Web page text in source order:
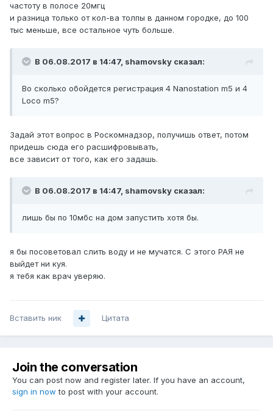
частоту в полосе 20мгц
и разница только от кол-ва толпы в данном городке, до 100
тыс меньше, все остальное чуть больше.
В 06.08.2017 в 14:47, shamovsky сказал:
Во сколько обойдется регистрация 4 Nanostation m5 и 4
Loco m5?
Задай этот вопрос в Роскомнадзор, получишь ответ, потом
придешь сюда его расшифровывать,
все зависит от того, как его задашь.
В 06.08.2017 в 14:47, shamovsky сказал:
лишь бы по 10мбс на дом запустить хотя бы.
я бы посоветовал слить воду и не мучатся. С этого РАЯ не
выйдет ни куя.
я тебя как врач уверяю.
Вставить ник Цитата
Join the conversation
You can post now and register later. If you have an account,
sign in now to post with your account.